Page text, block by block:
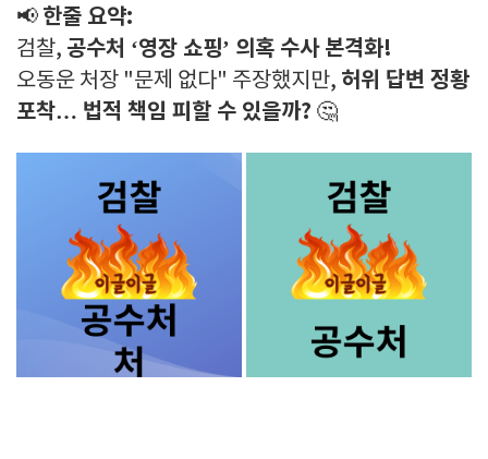
📢 한줄 요약:
검찰, 공수처 ‘영장 쇼핑’ 의혹 수사 본격화!
오동운 처장 "문제 없다" 주장했지만, 허위 답변 정황
포착… 법적 책임 피할 수 있을까? 🤔